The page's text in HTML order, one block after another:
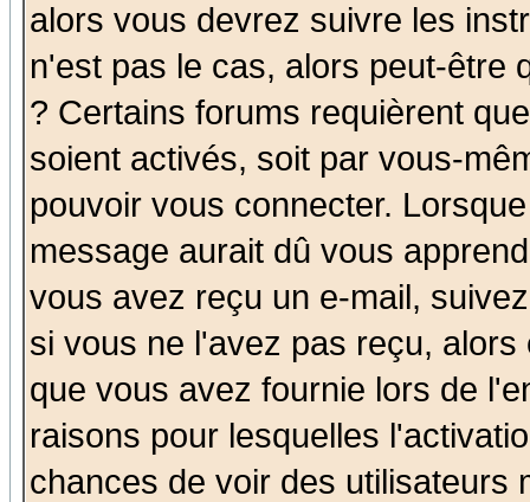
alors vous devrez suivre les
n'est pas le cas, alors peut-être
? Certains forums requièrent
soient activés, soit par vous-
pouvoir vous connecter.
message aurait dû vous
vous avez reçu un e-mail,
si vous ne l'avez pas reçu,
que vous avez fournie lors de
raisons pour lesquelles
chances de voir des utilisateurs